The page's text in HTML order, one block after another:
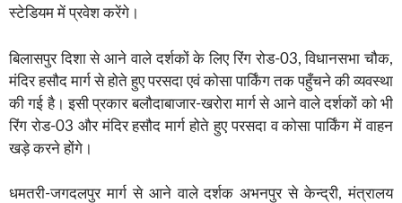
स्टेडियम में प्रवेश करेंगे।
बिलासपुर दिशा से आने वाले दर्शकों के लिए रिंग रोड-03, विधानसभा चौक,
मंदिर हसौद मार्ग से होते हुए परसदा एवं कोसा पार्किंग तक पहुँचने की व्यवस्था
की गई है। इसी प्रकार बलौदाबाजार-खरोरा मार्ग से आने वाले दर्शकों को भी
रिंग रोड-03 और मंदिर हसौद मार्ग होते हुए परसदा व कोसा पार्किंग में वाहन
खड़े करने होंगे।
धमतरी-जगदलपुर मार्ग से आने वाले दर्शक अभनपुर से केन्द्री, मंत्रालय